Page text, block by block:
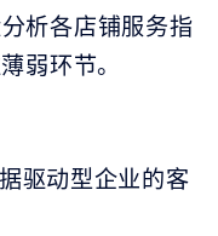
析各店铺服务指
弱环节。
驱动型企业的客